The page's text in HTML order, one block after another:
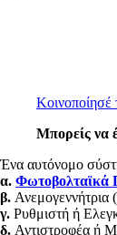
Κοινοποίησέ
Μπορείς να
Ένα αυτόνομο
α. Φωτοβολταϊκά
β. Ανεμογεννήτρια
γ. Ρυθμιστή ή
δ. Αντιστροφέα ή